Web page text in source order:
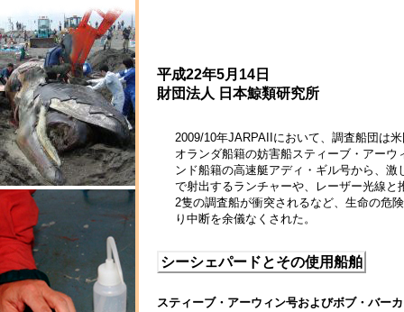
平成22年5月14日
財団法人 日本鯨類研究所
2009/10年JARPAIIにおいて、調査船団は
オランダ船籍の妨害船スティーブ・アー
ンド船籍の高速艇アディ・ギル号から、
で射出するランチャーや、レーザー光線
2隻の調査船が衝突されるなど、生命の危
り中断を余儀なくされた。
シーシェパードとその使用船舶
スティーブ・アーウィン号およびボブ・バー